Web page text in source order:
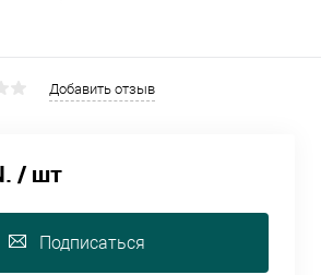
Добавить отзыв
/ шт
Подписаться